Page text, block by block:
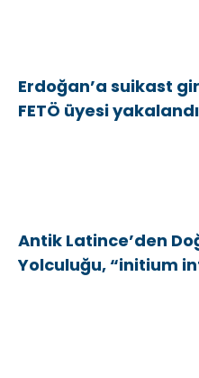
Erdoğan’a suikast
FETÖ üyesi yakalandı
Antik Latince’den
Yolculuğu, “initium